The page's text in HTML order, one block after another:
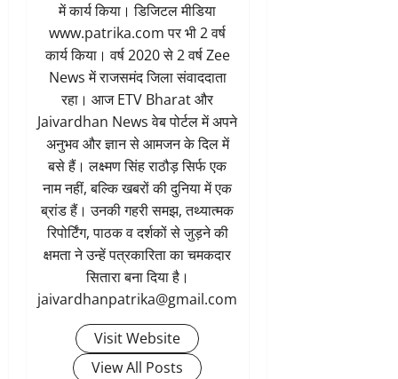
में कार्य किया। डिजिटल मीडिया
www.patrika.com पर भी 2 वर्ष
कार्य किया। वर्ष 2020 से 2 वर्ष Zee
News में राजसमंद जिला संवाददाता
रहा। आज ETV Bharat और
Jaivardhan News वेब पोर्टल में अपने
अनुभव और ज्ञान से आमजन के दिल में
बसे हैं। लक्ष्मण सिंह राठौड़ सिर्फ एक
नाम नहीं, बल्कि खबरों की दुनिया में एक
ब्रांड हैं। उनकी गहरी समझ, तथ्यात्मक
रिपोर्टिंग, पाठक व दर्शकों से जुड़ने की
क्षमता ने उन्हें पत्रकारिता का चमकदार
सितारा बना दिया है।
jaivardhanpatrika@gmail.com
Visit Website
View All Posts